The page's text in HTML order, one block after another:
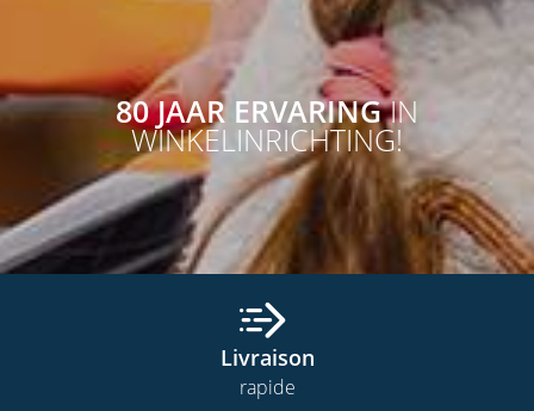
80 JAAR ERVARINGIN
WINKELINRICHTING!
Livraison
rapide